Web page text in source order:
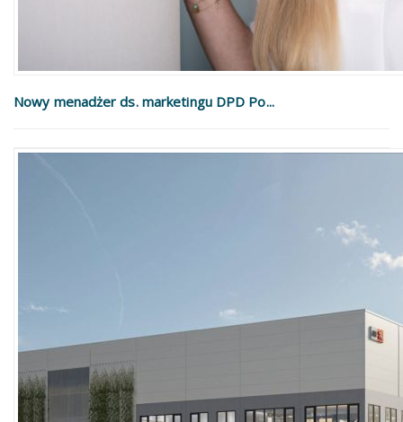
Nowy menadżer ds. marketingu DPD Po...